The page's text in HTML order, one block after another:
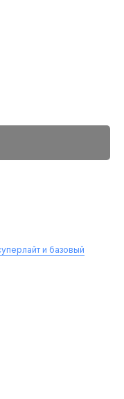
и базовый